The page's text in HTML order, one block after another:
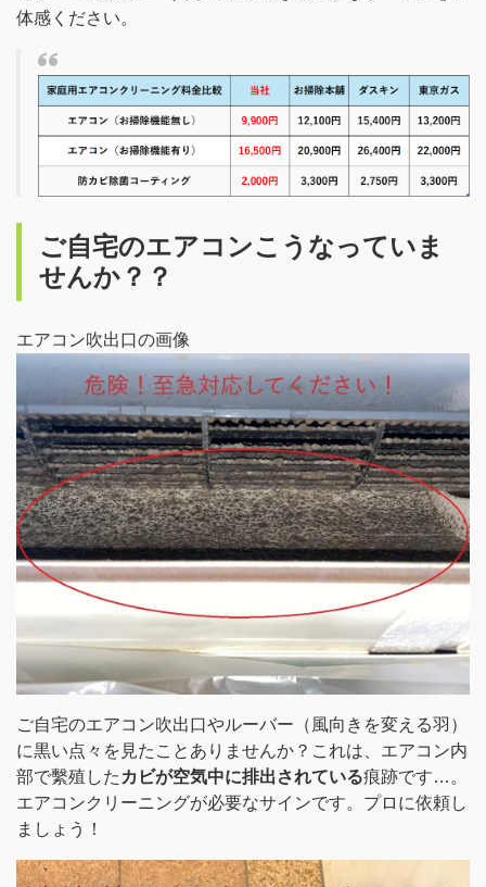
体感ください。
ご自宅のエアコンこうなっていま
せんか？？
エアコン吹出口の画像
ご自宅のエアコン吹出口やルーバー（風向きを変える羽）
に黒い点々を見たことありませんか？これは、エアコン内
部で繫殖した カビが空気中に排出されている痕跡です…。
エアコンクリーニングが必要なサインです。プロに依頼し
ましょう！